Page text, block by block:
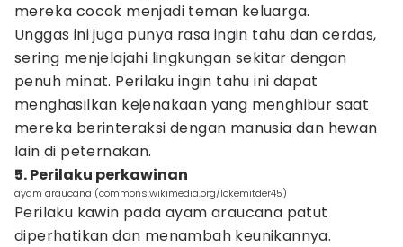
mereka cocok menjadi teman keluarga.
Unggas ini juga punya rasa ingin tahu dan cerdas,
sering menjelajahi lingkungan sekitar dengan
penuh minat. Perilaku ingin tahu ini dapat
menghasilkan kejenakaan yang menghibur saat
mereka berinteraksi dengan manusia dan hewan
lain di peternakan.
5. Perilaku perkawinan
ayam araucana (commons.wikimedia.org/Ickemitder45)
Perilaku kawin pada ayam araucana patut
diperhatikan dan menambah keunikannya.